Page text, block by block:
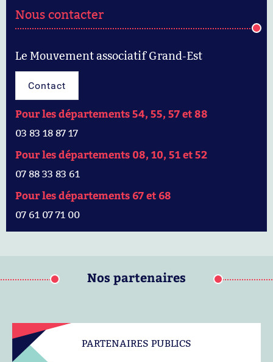
Nous contacter
Le Mouvement associatif Grand-Est
Contact
Pour les départements 54, 55, 57 et 88
03 83 18 87 17
Pour les départements 08, 10, 51 et 52
07 88 33 83 61
Pour les départements 67 et 68
07 61 07 71 00
Nos partenaires
PARTENAIRES PUBLICS